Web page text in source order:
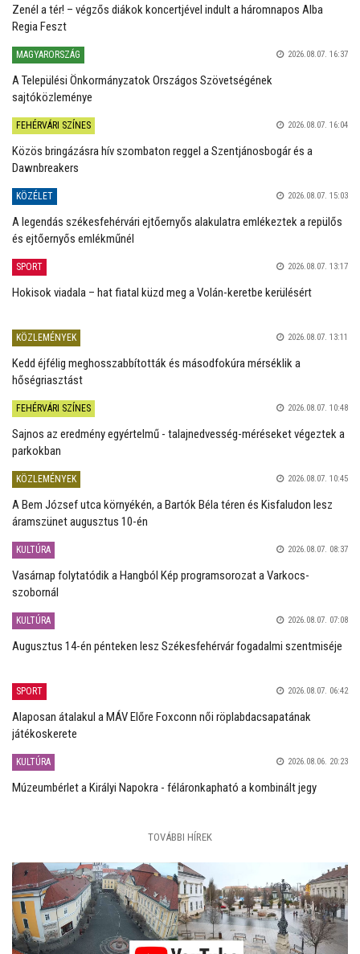
Zenél a tér! – végzős diákok koncertjével indult a háromnapos Alba
Regia Feszt
MAGYARORSZÁG 2026.08.07. 16:37
A Települési Önkormányzatok Országos Szövetségének
sajtóközleménye
FEHÉRVÁRI SZÍNES 2026.08.07. 16:04
Közös bringázásra hív szombaton reggel a Szentjánosbogár és a
Dawnbreakers
KÖZÉLET 2026.08.07. 15:03
A legendás székesfehérvári ejtőernyős alakulatra emlékeztek a repülős
és ejtőernyős emlékműnél
SPORT 2026.08.07. 13:17
Hokisok viadala – hat fiatal küzd meg a Volán-keretbe kerülésért
KÖZLEMÉNYEK 2026.08.07. 13:11
Kedd éjfélig meghosszabbították és másodfokúra mérséklik a
hőségriasztást
FEHÉRVÁRI SZÍNES 2026.08.07. 10:48
Sajnos az eredmény egyértelmű - talajnedvesség-méréseket végeztek a
parkokban
KÖZLEMÉNYEK 2026.08.07. 10:45
A Bem József utca környékén, a Bartók Béla téren és Kisfaludon lesz
áramszünet augusztus 10-én
KULTÚRA 2026.08.07. 08:37
Vasárnap folytatódik a Hangból Kép programsorozat a Varkocs-
szobornál
KULTÚRA 2026.08.07. 07:08
Augusztus 14-én pénteken lesz Székesfehérvár fogadalmi szentmiséje
SPORT 2026.08.07. 06:42
Alaposan átalakul a MÁV Előre Foxconn női röplabdacsapatának
játékoskerete
KULTÚRA 2026.08.06. 20:23
Múzeumbérlet a Királyi Napokra - féláronkapható a kombinált jegy
TOVÁBBI HÍREK